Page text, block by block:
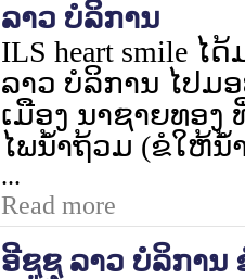
ລາວ ບໍລິການ
ILS heart smile ໄດ້
ລາວ ບໍລິການ ໄປມ
ເມືອງ ນາຊາຍທອ
ໄພນໍ້າຖ້ວມ (ຂໍໃຫ້ນໍ້
...
Read more
ອີຊູຊຸ ລາວ ບໍລິການ